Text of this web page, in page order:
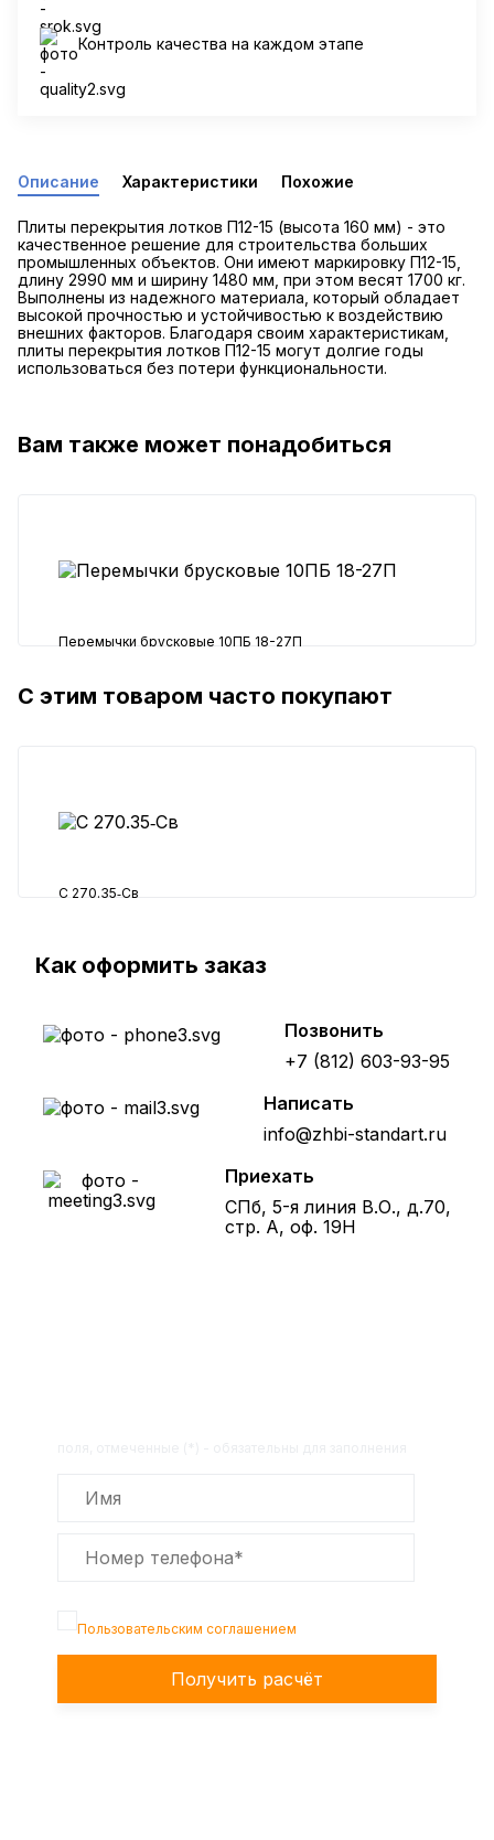
Контроль качества на каждом этапе
Описание Характеристики Похожие
Плиты перекрытия лотков П12-15 (высота 160 мм) - это
качественное решение для строительства больших
промышленных объектов. Они имеют маркировку П12-15,
длину 2990 мм и ширину 1480 мм, при этом весят 1700 кг.
Выполнены из надежного материала, который обладает
высокой прочностью и устойчивостью к воздействию
внешних факторов. Благодаря своим характеристикам,
плиты перекрытия лотков П12-15 могут долгие годы
использоваться без потери функциональности.
Вам также может понадобиться
Перемычки брусковые 10ПБ 18-27П
1501 ₽
С этим товаром часто покупают
C 270.35‑Св
Как оформить заказ
Позвонить
+7 (812) 603-93-95
Написать
info@zhbi-standart.ru
Приехать
СПб, 5-я линия В.О., д.70,
стр. А, оф. 19Н
Пользовательским соглашением
Получить расчёт